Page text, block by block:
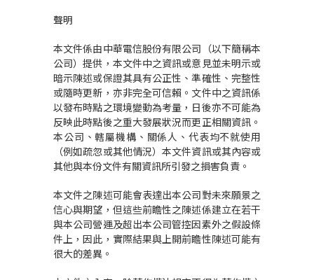
聲明
本文件係由中華電信股份有限公司（以下簡稱本
公司）提供，本文件中之資訊或意見並未明示或
暗示陳述或保證其具有公正性、準確性、完整性
或隨時更新，亦非完全可信賴。文件中之資訊係
以發布時點之環境變動為考量，日後亦不可能為
反映此時點後之重大發展狀況而更正相關資訊。
本公司、轄屬機構、關係人、代表均不就使用
（例如疏忽或其他情況）本文件資訊或其內容或
其他與本份文件有關資訊所引發之損害負責。
本文件之陳述可能會表達出本公司對未來願景之
信心與期望，但這些前瞻性之陳述係建立在若干
與本公司營運及超出本公司管控因素外之假設條
件上，因此，實際結果與上開前瞻性陳述可能有
很大的差異。